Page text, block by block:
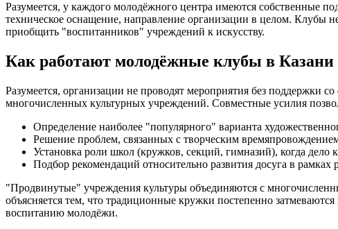
Разумеется, у каждого молодёжного центра имеются собственные
техническое оснащение, направление организации в целом. Клубы
приобщить "воспитанников" учреждений к искусству.
Как работают молодёжные клубы в Казани
Разумеется, организации не проводят мероприятия без
многочисленных культурных учреждений. Совместные усилия
Определение наиболее "популярного" варианта
Решение проблем, связанных с творческим
Установка роли школ (кружков, секций, гимназий), когда дело
Подбор рекомендаций относительно развития досуга в рамках
"Продвинутые" учреждения культуры объединяются с
объясняется тем, что традиционные кружки постепенно
воспитанию молодёжи.